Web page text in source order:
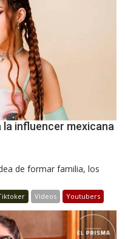
la influencer mexicana
de formar familia, los
Videos Youtubers